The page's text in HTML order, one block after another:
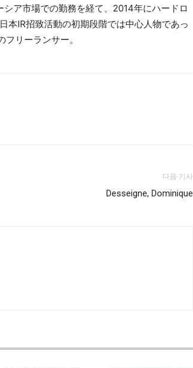
ア市場での勤務を経て、2014年にハードロ
本IR招致活動の初期段階では中心人物であっ
リーランサー。
다음 기사
Desseigne, Dominique